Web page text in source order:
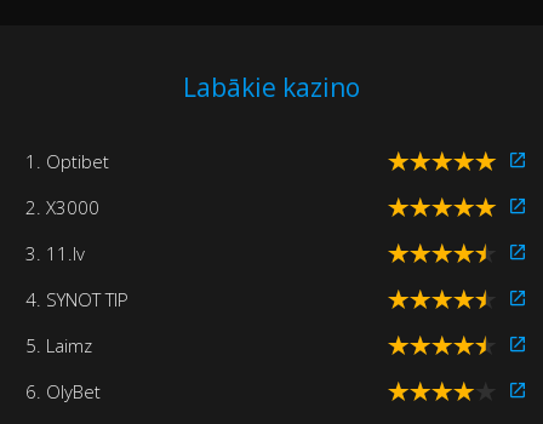
Labākie kazino
1. Optibet
2. X3000
3. 11.lv
4. SYNOT TIP
5. Laimz
6. OlyBet